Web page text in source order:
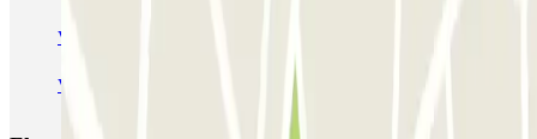
VALET - NEMO Science Museum
VALET - Stadsschouwburg Amsterdam